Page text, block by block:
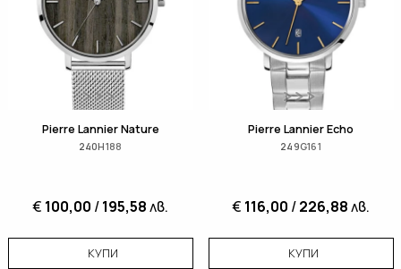
Pierre Lannier Nature
240H188
€ 100,00 /195,58лв.
КУПИ
Pierre Lannier Echo
249G161
€ 116,00 /226,88лв.
КУПИ